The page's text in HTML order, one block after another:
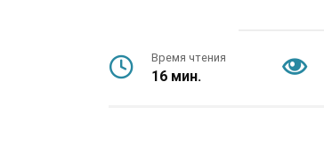
Время чтения
16 мин.